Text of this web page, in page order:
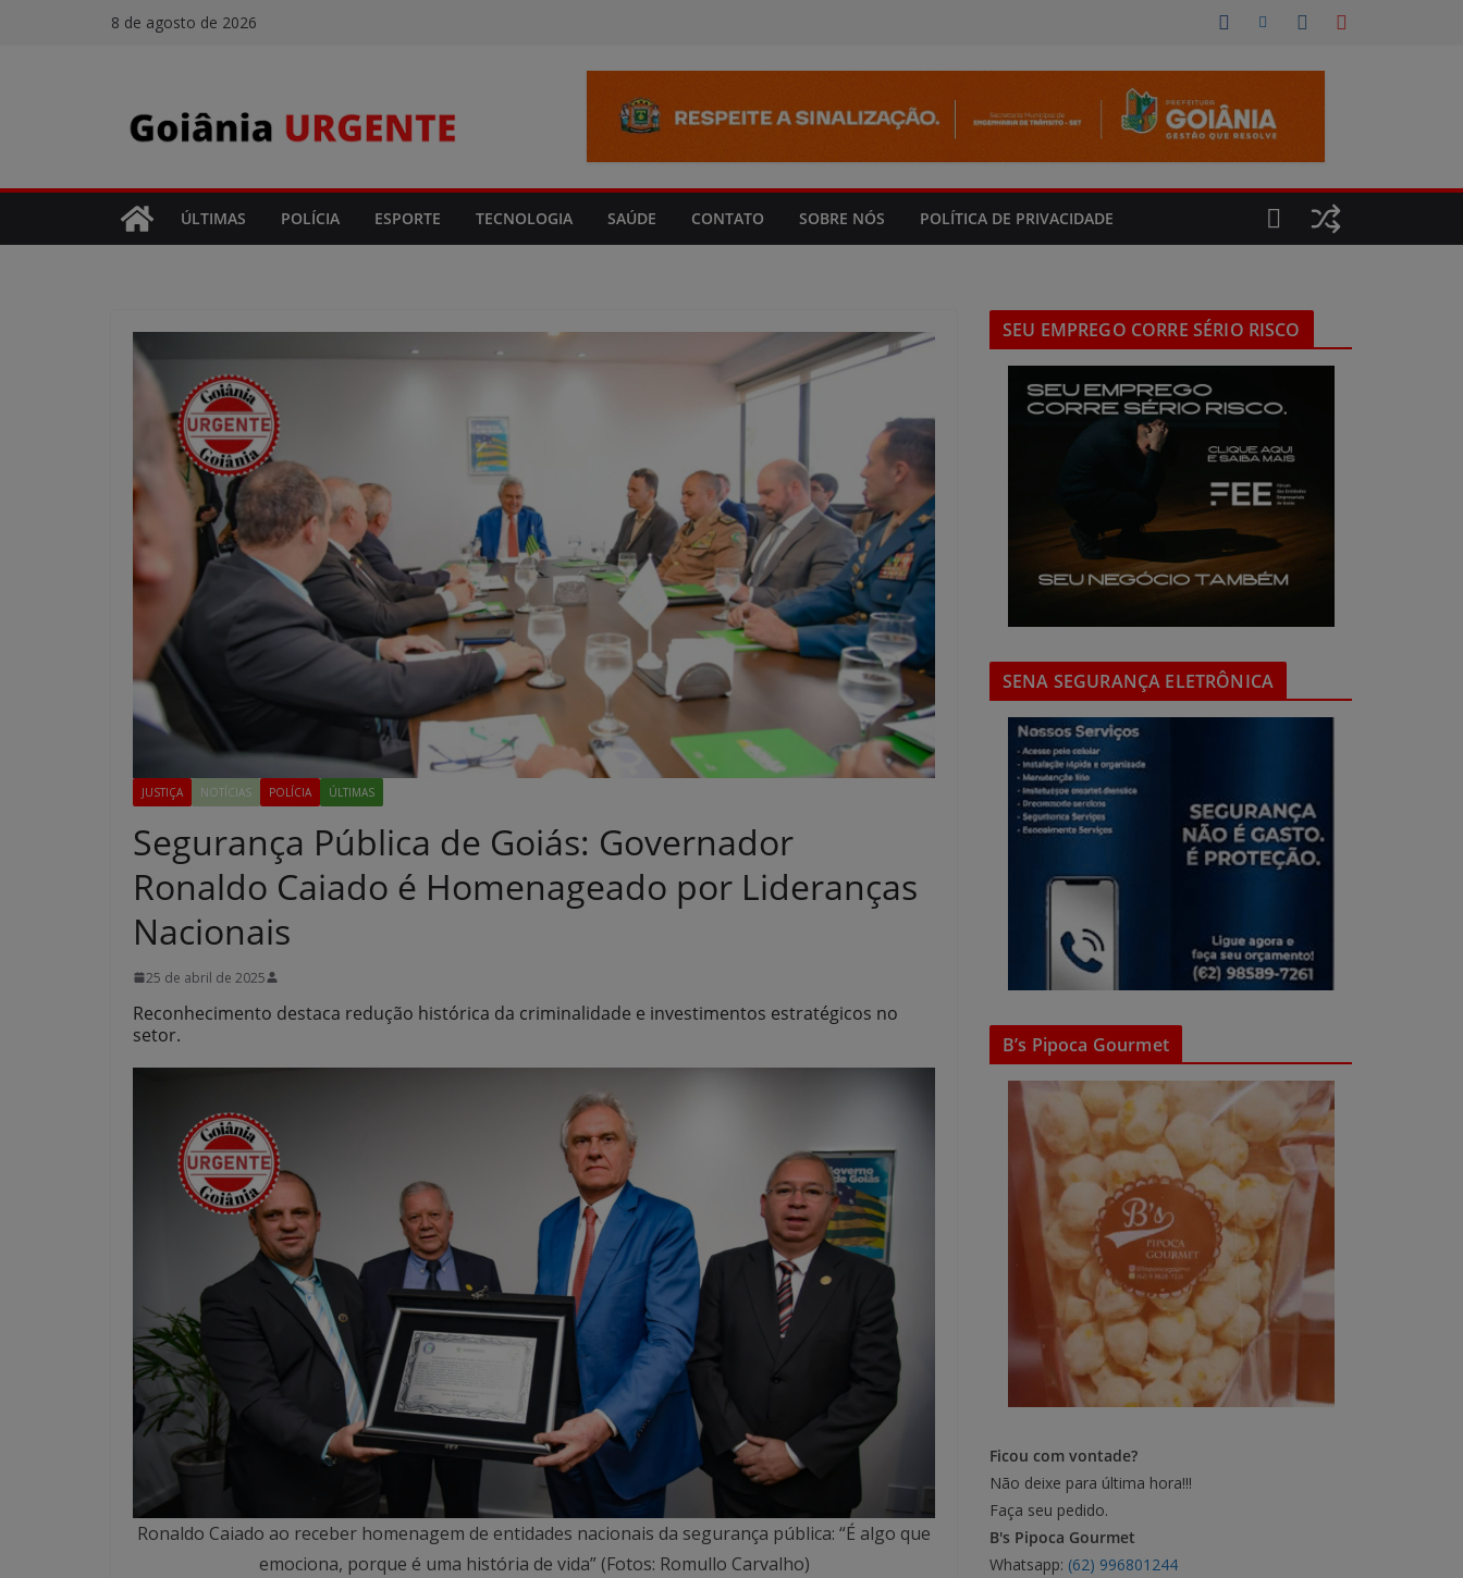
8 de agosto de 2026
ÚLTIMAS POLÍCIA ESPORTE TECNOLOGIA SAÚDE CONTATO SOBRE NÓS POLÍTICA DE PRIVACIDADE
JUSTIÇA NOTÍCIAS POLÍCIA ÚLTIMAS
Segurança Pública de Goiás: Governador
Ronaldo Caiado é Homenageado por Lideranças
Nacionais
25 de abril de 2025
Reconhecimento destaca redução histórica da criminalidade e investimentos estratégicos no
setor.
Ronaldo Caiado ao receber homenagem de entidades nacionais da segurança pública: “É algo que
emociona, porque é uma história de vida” (Fotos: Romullo Carvalho)
SEU EMPREGO CORRE SÉRIO RISCO
SENA SEGURANÇA ELETRÔNICA
B’s Pipoca Gourmet
Ficou com vontade?
Não deixe para última hora!!!
Faça seu pedido.
B's Pipoca Gourmet
Whatsapp: (62) 996801244